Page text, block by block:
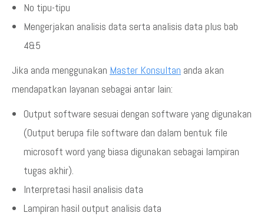
No tipu-tipu
Mengerjakan analisis data serta analisis data plus bab
4&5
Jika anda menggunakan Master Konsultan anda akan
mendapatkan layanan sebagai antar lain:
Output software sesuai dengan software yang digunakan
(Output berupa file software dan dalam bentuk file
microsoft word yang biasa digunakan sebagai lampiran
tugas akhir).
Interpretasi hasil analisis data
Lampiran hasil output analisis data